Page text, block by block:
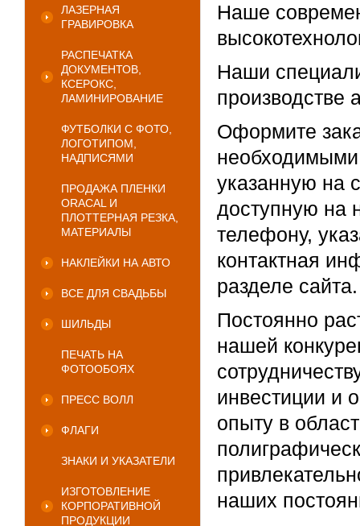
ЛАЗЕРНАЯ
ГРАВИРОВКА
РАСПЕЧАТКА
ДОКУМЕНТОВ,
КСЕРОКС,
ЛАМИНИРОВАНИЕ
ФУТБОЛКИ С ФОТО,
ЛОГОТИПОМ,
НАДПИСЯМИ
ПРОДАЖА ПЛЕНКИ
ORACAL И
ПЛОТТЕРНАЯ РЕЗКА,
МАТЕРИАЛЫ
НАКЛЕЙКИ НА АВТО
ВСЕ ДЛЯ СВАДЬБЫ
ШИЛЬДЫ
ПЕЧАТЬ НА
ФОТООБОЯХ
ПРЕСС ВОЛЛ
ФЛАГИ
ЗНАКИ И УКАЗАТЕЛИ
ИЗГОТОВЛЕНИЕ
КОРПОРАТИВНОЙ
ПРОДУКЦИИ
Наше
Наши
производстве
Оформите
необходимыми
указанную на
доступную на
телефону,
контактная
разделе сайта.
Постоянно
нашей
инвестиции и
опыту в
наших